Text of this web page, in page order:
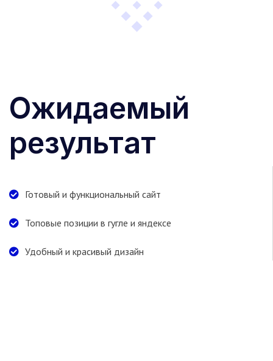
Ожидаемый
результат
Готовый и функциональный сайт
Топовые позиции в гугле и яндексе
Удобный и красивый дизайн